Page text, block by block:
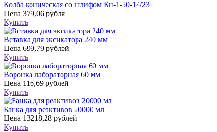
Колба коническая со шлифом Кн-1-50-14/23
Цена 379,06 рубля
Купить
Вставка для эксикатора 240 мм
Цена 699,79 рублей
Купить
Воронка лабораторная 60 мм
Цена 116,69 рублей
Купить
Банка для реактивов 20000 мл
Цена 13218,28 рублей
Купить